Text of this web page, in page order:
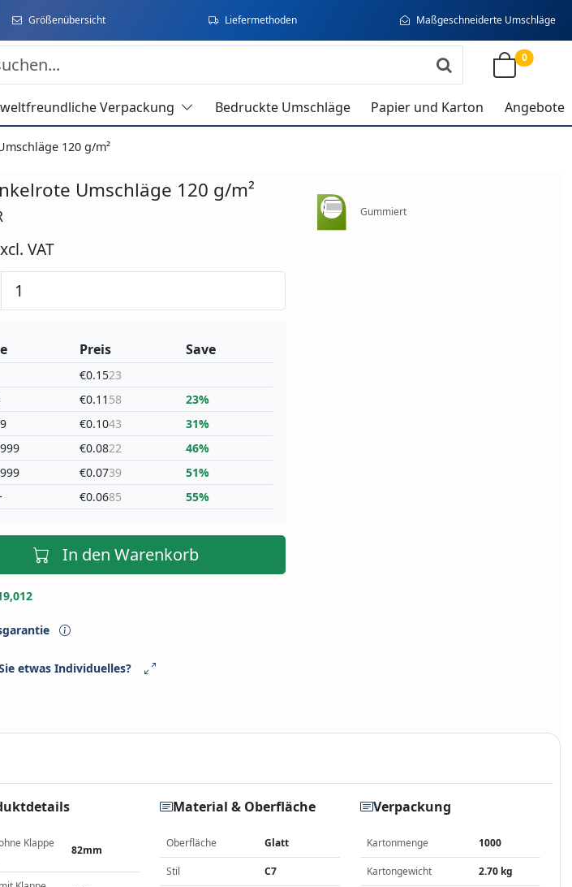
Größenübersicht Liefermethoden Maßgeschneiderte Umschläge
0
Verpackung Bedruckte Umschläge Papier und Karton Angebote
120 g/m²
Umschläge 120 g/m²
VAT
Preis
€0.1523
€0.11 58
€0.1043
€0.0822
€0.0739
€0.0685
Save
23%
31%
46%
51%
55%
In den Warenkorb
etwas Individuelles?
Gummiert
Klappe
82mm
Material & Oberfläche
Oberfläche Glatt
Stil C7
Verpackung
Kartonmenge 1000
Kartongewicht 2.70 kg